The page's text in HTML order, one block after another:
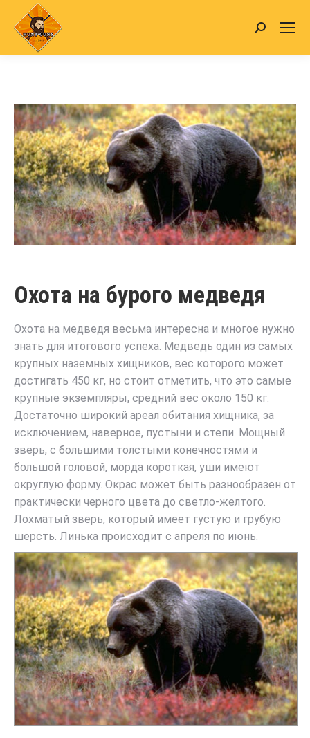
Search:
Охота на бурого медведя
Охота на медведя весьма интересна и многое нужно
знать для итогового успеха. Медведь один из самых
крупных наземных хищников, вес которого может
достигать 450 кг, но стоит отметить, что это самые
крупные экземпляры, средний вес около 150 кг.
Достаточно широкий ареал обитания хищника, за
исключением, наверное, пустыни и степи. Мощный
зверь, с большими толстыми конечностями и
большой головой, морда короткая, уши имеют
округлую форму. Окрас может быть разнообразен от
практически черного цвета до светло-желтого.
Лохматый зверь, который имеет густую и грубую
шерсть. Линька происходит с апреля по июнь.